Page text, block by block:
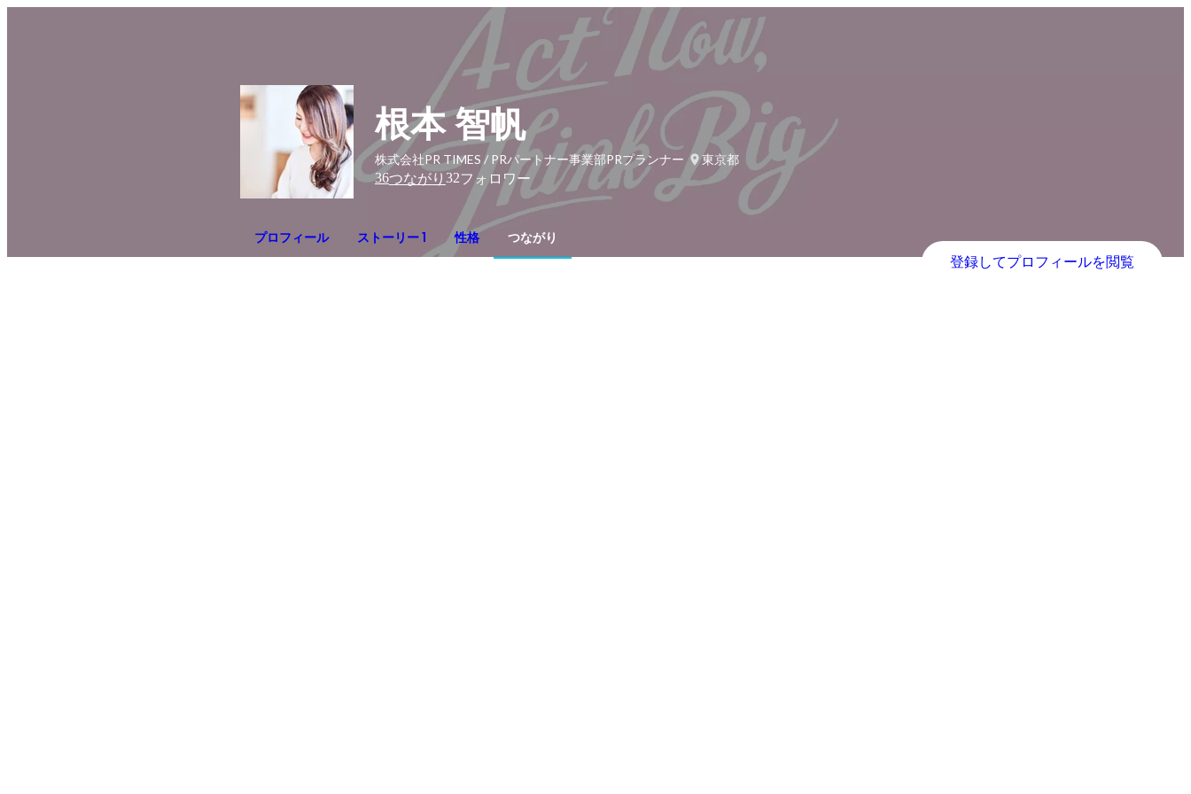
根本 智帆
株式会社PR TIMES / PRパートナー事業部PRプランナー
東京都
36つながり 32フォロワー
プロフィール ストーリー 1 性格 つながり
登録してプロフィールを閲覧